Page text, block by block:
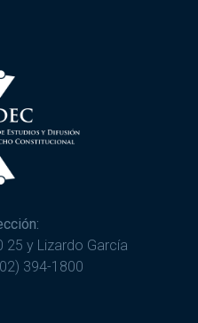
25 y Lizardo García
394-1800